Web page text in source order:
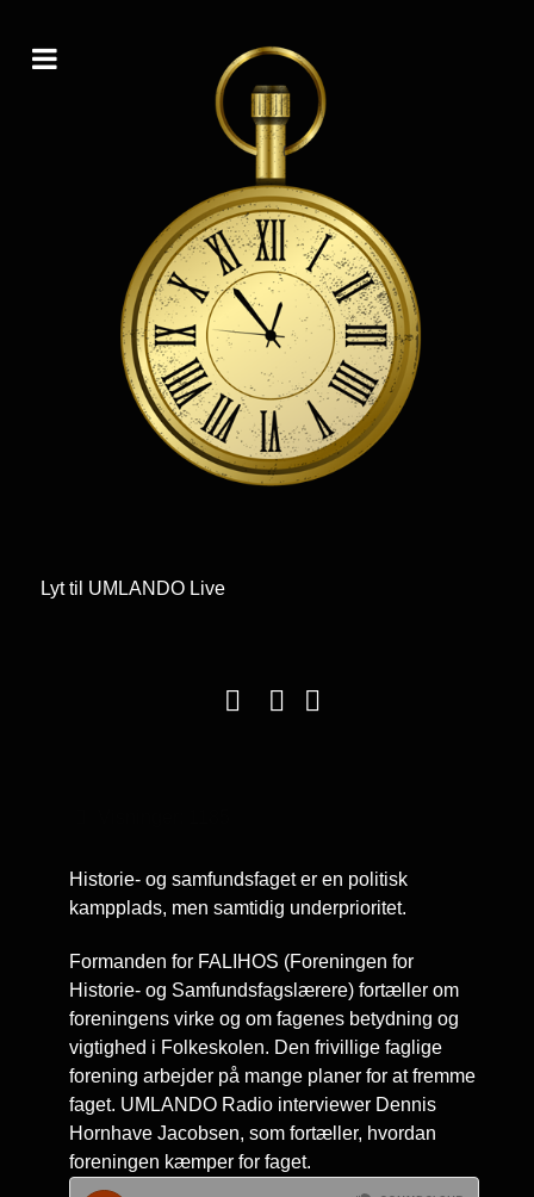
Lyt til UMLANDO Live
Historie- og samfundsfaget er en politisk
kampplads, men samtidig underprioritet.
Formanden for FALIHOS (Foreningen for
Historie- og Samfundsfagslærere) fortæller om
foreningens virke og om fagenes betydning og
vigtighed i Folkeskolen. Den frivillige faglige
forening arbejder på mange planer for at fremme
faget. UMLANDO Radio interviewer Dennis
Hornhave Jacobsen, som fortæller, hvordan
foreningen kæmper for faget.